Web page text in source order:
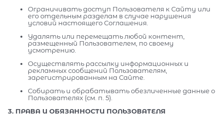
Ограничивать доступ Пользователя к Сайту или
его отдельным разделам в случае нарушения
условий настоящего Соглашения.
Удалять или перемещать любой контент,
размещенный Пользователем, по своему
усмотрению.
Осуществлять рассылку информационных и
рекламных сообщений Пользователям,
зарегистрированным на Сайте.
Собирать и обрабатывать обезличенные данные о
Пользователях (см. п. 5).
3. ПРАВА И ОБЯЗАННОСТИ ПОЛЬЗОВАТЕЛЯ